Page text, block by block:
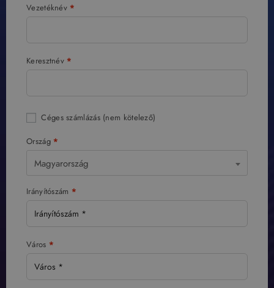
Vezetéknév*
Keresztnév*
Céges számlázás (nem kötelező)
Ország *
Magyarország
Irányítószám *
Város *